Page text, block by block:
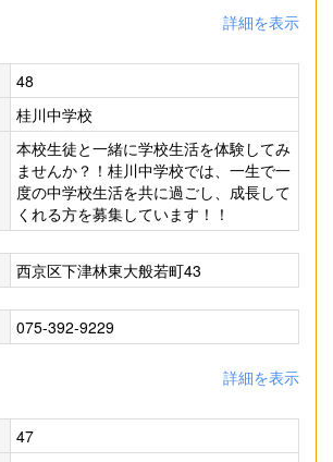
詳細を表示
48
桂川中学校
本校生徒と一緒に学校生活を体験してみ
ませんか？！桂川中学校では、一生で一
度の中学校生活を共に過ごし、成長して
くれる方を募集しています！！
西京区下津林東大般若町43
075-392-9229
詳細を表示
47